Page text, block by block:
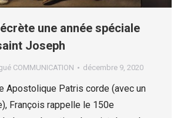
une année spéciale
Joseph
COMMUNICATION décembre 9, 2020
Apostolique Patris corde (avec un
François rappelle le 150e